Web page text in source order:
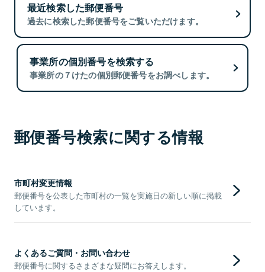
最近検索した郵便番号
過去に検索した郵便番号をご覧いただけます。
事業所の個別番号を検索する
事業所の７けたの個別郵便番号をお調べします。
郵便番号検索に関する情報
市町村変更情報
郵便番号を公表した市町村の一覧を実施日の新しい順に掲載
しています。
よくあるご質問・お問い合わせ
郵便番号に関するさまざまな疑問にお答えします。